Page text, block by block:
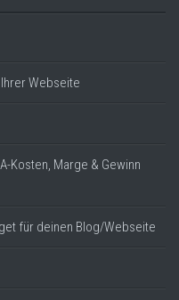
Webseite
Kosten, Marge & Gewinn
für deinen Blog/Webseite